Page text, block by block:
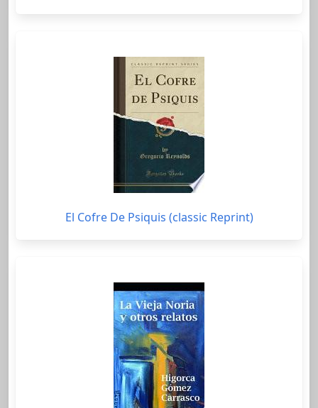
El Cofre De Psiquis (classic Reprint)